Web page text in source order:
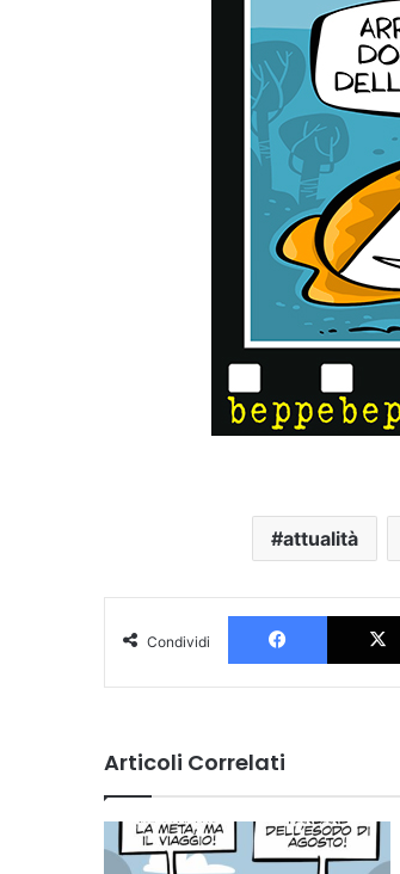
attualità
Condividi
Facebook
Articoli Correlati